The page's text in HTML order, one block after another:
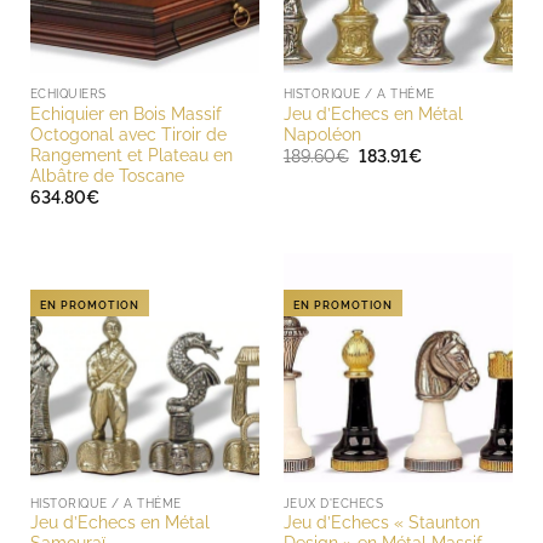
ECHIQUIERS
Echiquier en Bois Massif
Octogonal avec Tiroir de
Rangement et Plateau en
Albâtre de Toscane
634.80€
HISTORIQUE / A THÈME
Jeu d’Echecs en Métal
Napoléon
189.60€ Le
183.91€Le
EN PROMOTION
HISTORIQUE / A THÈME
Jeu d’Echecs en Métal
EN PROMOTION
JEUX D'ECHECS
Jeu d’Echecs « Staunton